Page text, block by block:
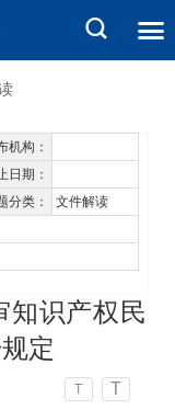
机构：
日期：
分类：
文件解读
知识产权民
定
T T